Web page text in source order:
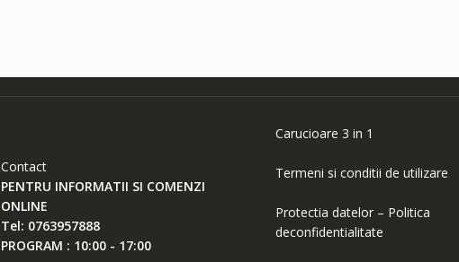
Contact
PENTRU INFORMATII SI COMENZI
ONLINE
Tel: 0763957888
PROGRAM : 10:00 - 17:00
Carucioare 3 in 1
Termeni si conditii de utilizare
Protectia datelor – Politica
deconfidentialitate